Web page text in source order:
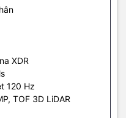
XDR
120 Hz
TOF 3D LiDAR